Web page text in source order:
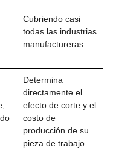
Cubriendo casi
todas las industrias
manufactureras.
Determina
directamente el
efecto de corte y el
costo de
producción de su
pieza de trabajo.